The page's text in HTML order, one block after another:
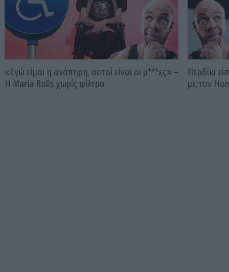
«Εγώ είμαι η ανάπηρη, αυτοί είναι οι μ***ες» –
Η Maria Rolls χωρίς φίλτρο
Περδίκι
με τον